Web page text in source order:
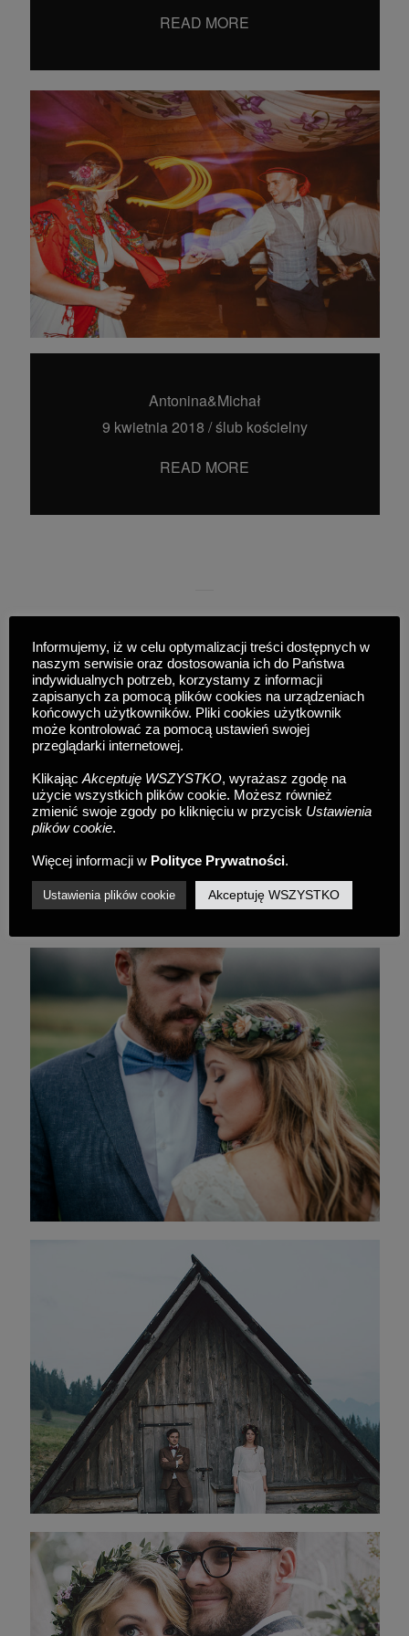
READ MORE
Antonina&Michał
9 kwietnia 2018 /ślub kościelny
READ MORE
SOCIAL MEDIA
©Wojciech Krysiak
Kraków - POLAND
0048 728-816-668
hello@dearhunter.pl
Spotkajmy się na INST.:
@dearhunter_weddings
Informujemy, iż w celu optymalizacji treści dostępnych w
naszym serwisie oraz dostosowania ich do Państwa
indywidualnych potrzeb, korzystamy z informacji
zapisanych za pomocą plików cookies na urządzeniach
końcowych użytkowników. Pliki cookies użytkownik
może kontrolować za pomocą ustawień swojej
przeglądarki internetowej.
Klikając Akceptuję WSZYSTKO, wyrażasz zgodę na
użycie wszystkich plików cookie. Możesz również
zmienić swoje zgody po kliknięciu w przycisk Ustawienia
plików cookie.
Więcej informacji w Polityce Prywatności.
Ustawienia plików cookie Akceptuję WSZYSTKO